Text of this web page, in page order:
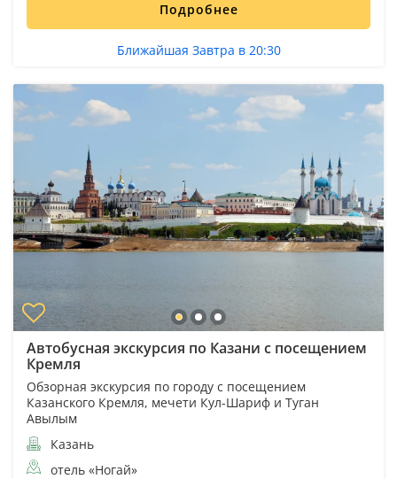
Подробнее
Ближайшая Завтра в 20:30
Автобусная экскурсия по Казани с посещением
Кремля
Обзорная экскурсия по городу с посещением
Казанского Кремля, мечети Кул-Шариф и Туган
Авылым
Казань
отель «Ногай»